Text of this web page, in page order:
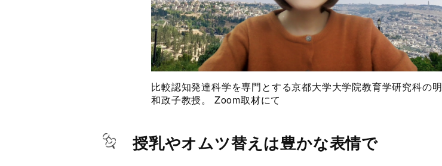
比較認知発達科学を専門とする京都大学大学院教育学研究科の明
和政子教授。 Zoom取材にて
授乳やオムツ替えは豊かな表情で